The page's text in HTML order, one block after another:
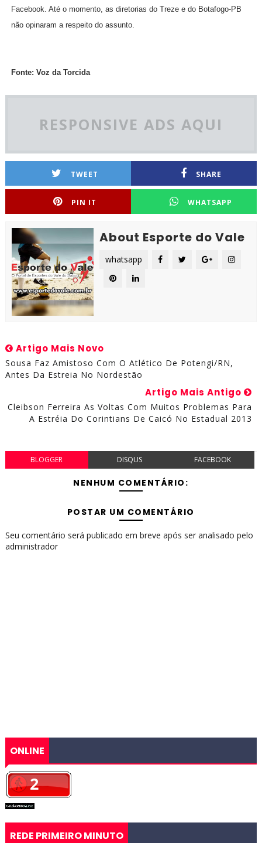
Facebook. Até o momento, as diretorias do Treze e do Botafogo-PB
não opinaram a respeito do assunto.
Fonte: Voz da Torcida
RESPONSIVE ADS AQUI
TWEET SHARE
PIN IT WHATSAPP
About Esporte do Vale
whatsapp
Artigo Mais Novo
Sousa Faz Amistoso Com O Atlético De Potengi/RN,
Antes Da Estreia No Nordestão
Artigo Mais Antigo
Cleibson Ferreira As Voltas Com Muitos Problemas Para
A Estréia Do Corintians De Caicó No Estadual 2013
BLOGGER DISQUS FACEBOOK
NENHUM COMENTÁRIO:
POSTAR UM COMENTÁRIO
Seu comentário será publicado em breve após ser analisado pelo
administrador
ONLINE
REDE PRIMEIRO MINUTO